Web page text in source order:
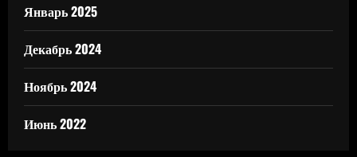
Январь 2025
Декабрь 2024
Ноябрь 2024
Июнь 2022